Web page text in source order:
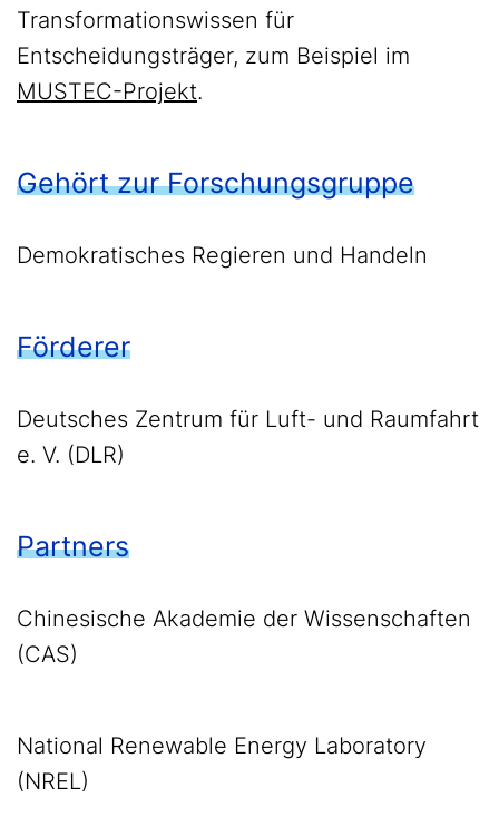
Transformationswissen für
Entscheidungsträger, zum Beispiel im
MUSTEC-Projekt.
Gehört zur Forschungsgruppe
Demokratisches Regieren und Handeln
Förderer
Deutsches Zentrum für Luft- und Raumfahrt
e. V. (DLR)
Partners
Chinesische Akademie der Wissenschaften
(CAS)
National Renewable Energy Laboratory
(NREL)